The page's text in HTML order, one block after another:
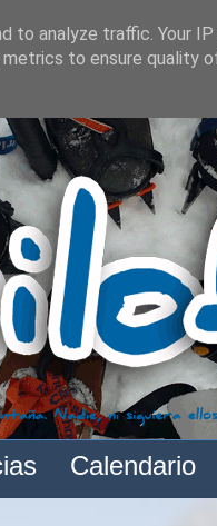
Calendario
to analyze traffic. Your
to ensure quality